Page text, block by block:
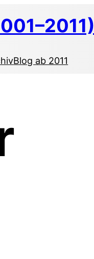
Blog ab 2011